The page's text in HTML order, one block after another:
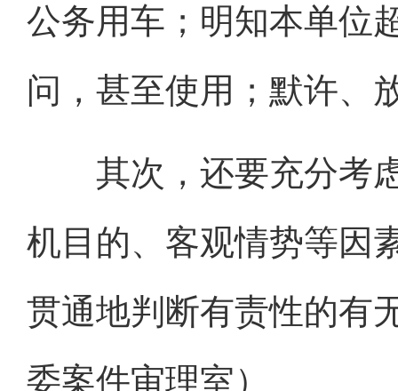
公务用车；明知本单位
问，甚至使用；默许、
其次，还要充分考虑
机目的、客观情势等因
贯通地判断有责性的有
委案件审理室）